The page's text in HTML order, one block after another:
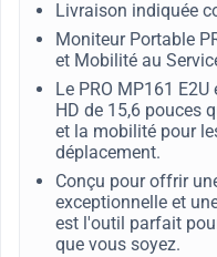
Livraison indiquée
Moniteur Portable
et Mobilité au
Le PRO MP161
HD de 15,6 pouces
et la mobilité pour
déplacement.
Conçu pour offrir
exceptionnelle et
est l'outil parfait
que vous soyez.